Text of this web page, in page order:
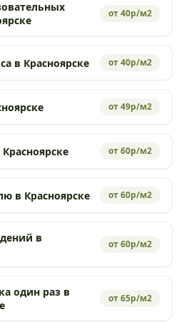
от 40р/м2
в Красноярске от 40р/м2
от 49р/м2
от 60р/м2
в Красноярске от 60р/м2
в
от 60р/м2
один раз в
от 65р/м2